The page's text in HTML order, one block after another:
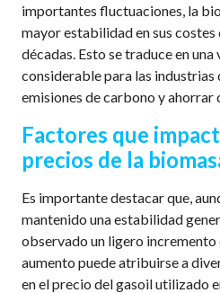
importantes fluctuaciones, la
mayor estabilidad en sus
décadas. Esto se traduce en
considerable para las industrias
emisiones de carbono y ahorrar
Factores que
precios de la
Es importante destacar que,
mantenido una estabilidad
observado un ligero incremento
aumento puede atribuirse a
en el precio del gasoil utilizado